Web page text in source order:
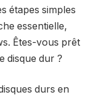
étapes simples
essentielle,
Êtes-vous prêt
disque dur ?
durs en